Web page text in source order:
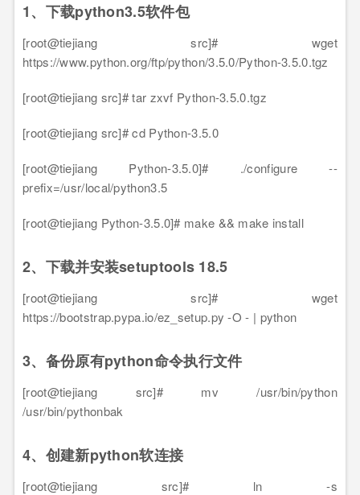
1、下载python3.5软件包
[root@tiejiang src]# wget
https://www.python.org/ftp/python/3.5.0/Python-3.5.0.tgz
[root@tiejiang src]# tar zxvf Python-3.5.0.tgz
[root@tiejiang src]# cd Python-3.5.0
[root@tiejiang Python-3.5.0]# ./configure --
prefix=/usr/local/python3.5
[root@tiejiang Python-3.5.0]# make && make install
2、下载并安装setuptools 18.5
[root@tiejiang src]# wget
https://bootstrap.pypa.io/ez_setup.py -O - | python
3、备份原有python命令执行文件
[root@tiejiang src]# mv /usr/bin/python
/usr/bin/pythonbak
4、创建新python软连接
[root@tiejiang src]# ln -s